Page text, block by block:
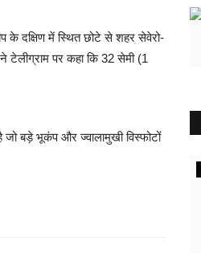
के दक्षिण में स्थित छोटे से शहर सेवेरो-
पर कहा कि 32 सेमी (1
बड़े भूकंप और ज्वालामुखी विस्फोटों